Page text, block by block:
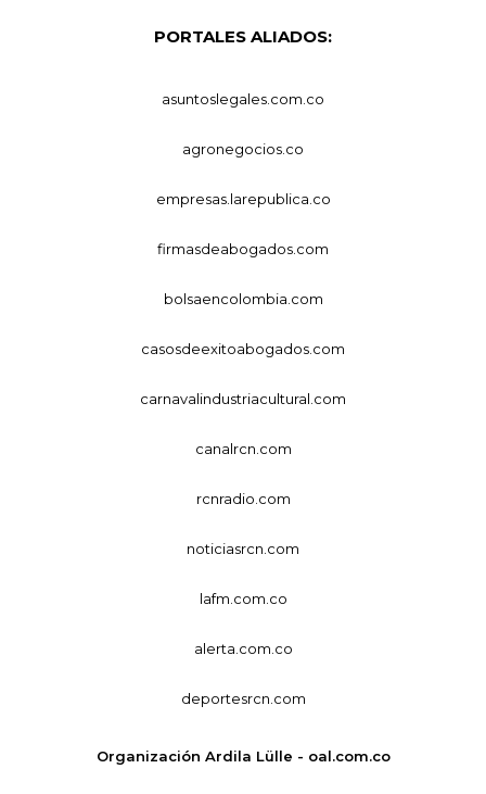
PORTALES ALIADOS:
asuntoslegales.com.co
agronegocios.co
empresas.larepublica.co
firmasdeabogados.com
bolsaencolombia.com
casosdeexitoabogados.com
carnavalindustriacultural.com
canalrcn.com
rcnradio.com
noticiasrcn.com
lafm.com.co
alerta.com.co
deportesrcn.com
Organización Ardila Lülle - oal.com.co